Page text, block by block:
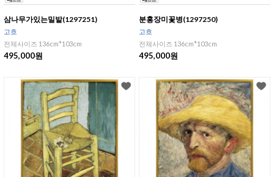
삼나무가있는밀밭(1297251)
고흐
전체사이즈 136cm*103cm
495,000원
분홍장미꽃병(1297250)
고흐
전체사이즈 136cm*103cm
495,000원